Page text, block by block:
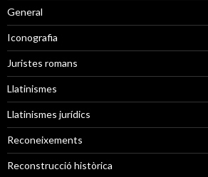
General
Iconografia
Juristes romans
Llatinismes
Llatinismes jurídics
Reconeixements
Reconstrucció històrica